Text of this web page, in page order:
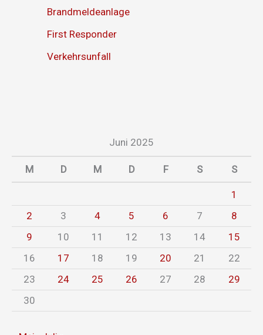
Brandmeldeanlage
First Responder
Verkehrsunfall
Juni 2025
M D M D F S S
1
2
3 4 5 6 7
8
9
10 11 12 13 14
15
16
17 18 19 20 21
22
23
24 25 26 27 28
29
30